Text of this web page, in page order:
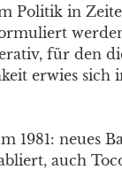
Politik in
für den
erwies sich
1981: neues
auch